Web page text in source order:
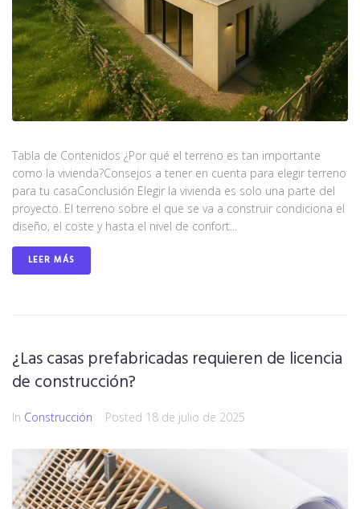
Tabla de Contenidos ¿Por qué el terreno es tan importante
como la vivienda?Consejos a tener en cuenta para elegir terreno
para tu casaConclusión Elegir la vivienda es solo una parte del
proyecto. El terreno sobre el que se va a construir condiciona el
diseño, el coste y hasta el nivel de confort...
LEER MÁS
¿Las casas prefabricadas requieren de licencia
de construcción?
In Construcción Posted 18 de julio de 2025